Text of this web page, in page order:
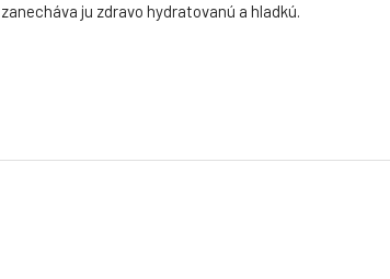
zanecháva ju zdravo hydratovanú a hladkú.